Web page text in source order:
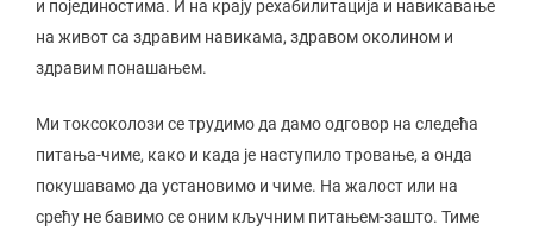
и појединостима. И на крају рехабилитација и навикавање
на живот са здравим навикама, здравом околином и
здравим понашањем.
Ми токсоколози се трудимо да дамо одговор на следећа
питања-чиме, како и када је наступило тровање, а онда
покушавамо да установимо и чиме. На жалост или на
срећу не бавимо се оним кључним питањем-зашто. Тиме